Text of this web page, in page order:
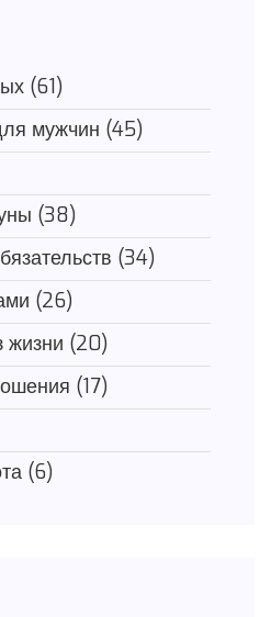
(61)
мужчин (45)
(38)
(34)
(26)
жизни (20)
(17)
(6)